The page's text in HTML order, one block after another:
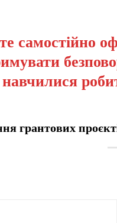
самостійно
грантових